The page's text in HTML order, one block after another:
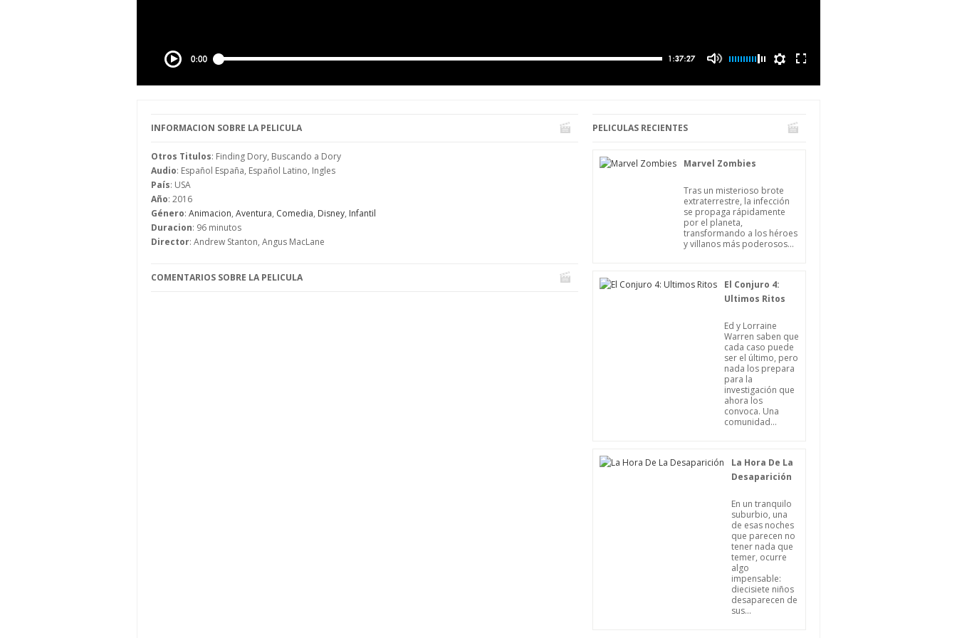
INFORMACION SOBRE LA PELICULA
Otros Titulos: Finding Dory, Buscando a Dory
Audio: Español España, Español Latino, Ingles
País: USA
Año: 2016
Género: Animacion, Aventura, Comedia, Disney, Infantil
Duracion: 96 minutos
Director: Andrew Stanton, Angus MacLane
COMENTARIOS SOBRE LA PELICULA
PELICULAS RECIENTES
Marvel Zombies
Tras un misterioso brote
extraterrestre, la infección
se propaga rápidamente
por el planeta,
transformando a los héroes
y villanos más poderosos...
El Conjuro 4:
Ultimos Ritos
Ed y Lorraine
Warren saben que
cada caso puede
ser el último, pero
nada los prepara
para la
investigación que
ahora los
convoca. Una
comunidad...
La Hora De La
Desaparición
En un tranquilo
suburbio, una
de esas noches
que parecen no
tener nada que
temer, ocurre
algo
impensable:
diecisiete niños
desaparecen de
sus...